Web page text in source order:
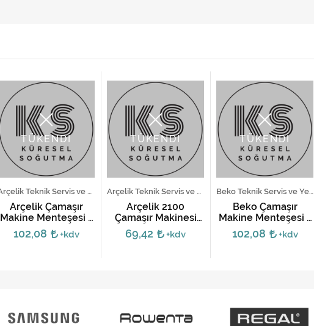
TÜKENDİ
Arçelik Teknik Servis ve Yedek Parça Hizmetleri
Arçelik Çamaşır
Makine Menteşesi -
2805710100
102,08 +kdv
TÜKENDİ
Arçelik Teknik Servis ve Yedek Parça Hizmetleri
Arçelik 2100
Çamaşır Makinesi
Kapak Menteşesi
69,42 +kdv
TÜKENDİ
Beko Teknik Servis ve Yedek Parça Hizmetleri
Beko Çamaşır
Makine Menteşesi -
2805710100
102,08 +kdv